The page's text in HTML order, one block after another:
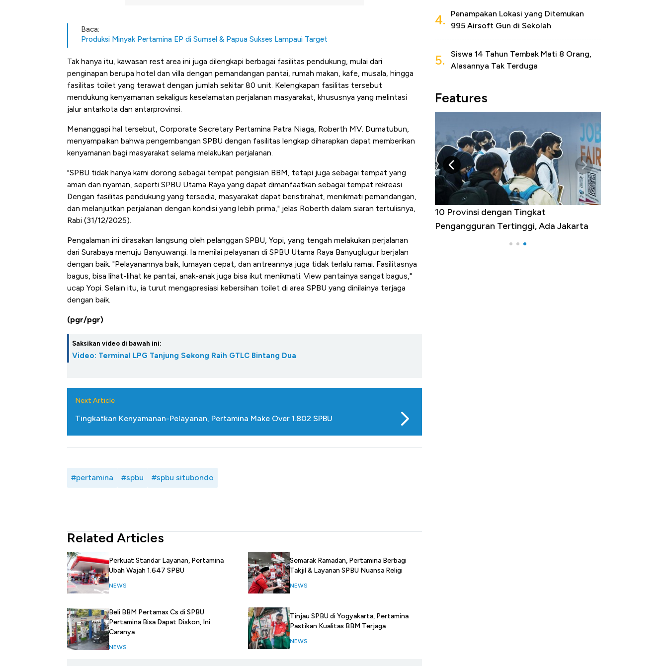
Baca:
Produksi Minyak Pertamina EP di Sumsel & Papua Sukses Lampaui Target
Tak hanya itu, kawasan rest area ini juga dilengkapi berbagai fasilitas pendukung, mulai dari
penginapan berupa hotel dan villa dengan pemandangan pantai, rumah makan, kafe, musala, hingga
fasilitas toilet yang terawat dengan jumlah sekitar 80 unit. Kelengkapan fasilitas tersebut
mendukung kenyamanan sekaligus keselamatan perjalanan masyarakat, khususnya yang melintasi
jalur antarkota dan antarprovinsi.
Menanggapi hal tersebut, Corporate Secretary Pertamina Patra Niaga, Roberth MV. Dumatubun,
menyampaikan bahwa pengembangan SPBU dengan fasilitas lengkap diharapkan dapat memberikan
kenyamanan bagi masyarakat selama melakukan perjalanan.
"SPBU tidak hanya kami dorong sebagai tempat pengisian BBM, tetapi juga sebagai tempat yang
aman dan nyaman, seperti SPBU Utama Raya yang dapat dimanfaatkan sebagai tempat rekreasi.
Dengan fasilitas pendukung yang tersedia, masyarakat dapat beristirahat, menikmati pemandangan,
dan melanjutkan perjalanan dengan kondisi yang lebih prima," jelas Roberth dalam siaran tertulisnya,
Rabi (31/12/2025).
Pengalaman ini dirasakan langsung oleh pelanggan SPBU, Yopi, yang tengah melakukan perjalanan
dari Surabaya menuju Banyuwangi. Ia menilai pelayanan di SPBU Utama Raya Banyuglugur berjalan
dengan baik. "Pelayanannya baik, lumayan cepat, dan antreannya juga tidak terlalu ramai. Fasilitasnya
bagus, bisa lihat-lihat ke pantai, anak-anak juga bisa ikut menikmati. View pantainya sangat bagus,"
ucap Yopi. Selain itu, ia turut mengapresiasi kebersihan toilet di area SPBU yang dinilainya terjaga
dengan baik.
(pgr/pgr)
Saksikan video di bawah ini:
Video: Terminal LPG Tanjung Sekong Raih GTLC Bintang Dua
Next Article
Tingkatkan Kenyamanan-Pelayanan, Pertamina Make Over 1.802 SPBU
#pertamina #spbu #spbu situbondo
Related Articles
Perkuat Standar Layanan, Pertamina
Ubah Wajah 1.647 SPBU
NEWS
Beli BBM Pertamax Cs di SPBU
Pertamina Bisa Dapat Diskon, Ini
Caranya
NEWS
Semarak Ramadan, Pertamina Berbagi
Takjil & Layanan SPBU Nuansa Religi
NEWS
Tinjau SPBU di Yogyakarta, Pertamina
Pastikan Kualitas BBM Terjaga
NEWS
4.
Penampakan Lokasi yang Ditemukan
995 Airsoft Gun di Sekolah
5.
Siswa 14 Tahun Tembak Mati 8 Orang,
Alasannya Tak Terduga
Features
Kongo Tutup Keran Ekspor, Harga
Tembaga Terbang ke Zona Berbahaya
Adu Panas Kinerja Emiten Minyak RI,
10 Provinsi dengan Tingkat
Pengangguran Tertinggi, Ada Jakarta